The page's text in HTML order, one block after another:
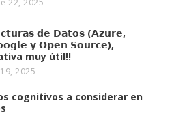
22, 2025
𝗱𝗲 𝗗𝗮𝘁𝗼𝘀 (𝗔𝘇𝘂𝗿𝗲,
𝘆 𝗢𝗽𝗲𝗻 𝗦𝗼𝘂𝗿𝗰𝗲),
muy útil!!
2025
cognitivos a considerar en